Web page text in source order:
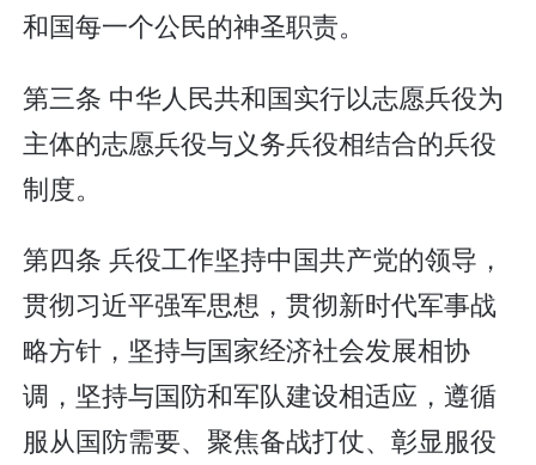
和国每一个公民的神圣职责。
第三条 中华人民共和国实行以志愿兵役为
主体的志愿兵役与义务兵役相结合的兵役
制度。
第四条 兵役工作坚持中国共产党的领导，
贯彻习近平强军思想，贯彻新时代军事战
略方针，坚持与国家经济社会发展相协
调，坚持与国防和军队建设相适应，遵循
服从国防需要、聚焦备战打仗、彰显服役